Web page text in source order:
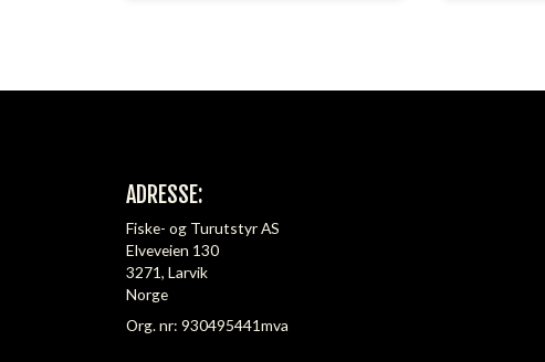
ADRESSE:
Fiske- og Turutstyr AS
Elveveien 130
3271, Larvik
Norge
Org. nr: 930495441mva